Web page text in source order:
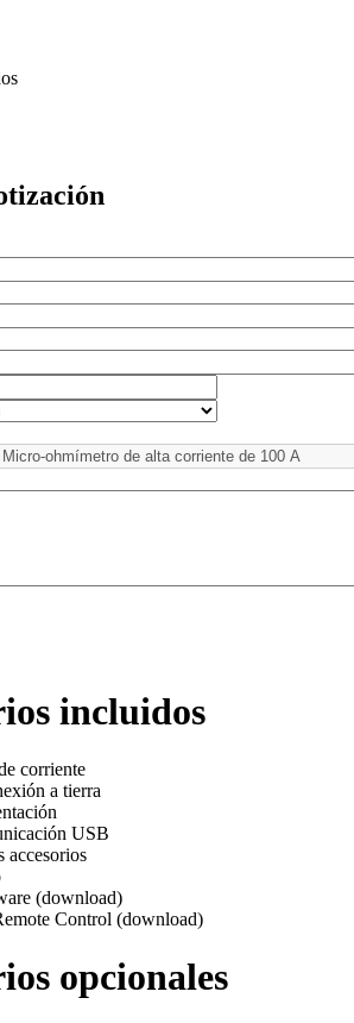
incluidos
corriente
a tierra
USB
accesorios
(download)
Control (download)
opcionales